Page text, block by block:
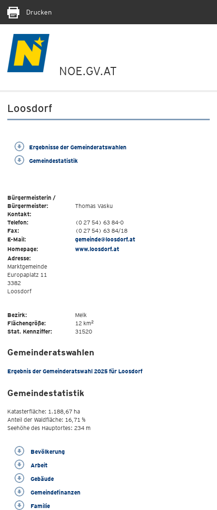
Drucken
NOE.GV.AT
Loosdorf
Ergebnisse der Gemeinderatswahlen
Gemeindestatistik
Bürgermeisterin /
Bürgermeister:
Thomas Vasku
Kontakt:
Telefon:
(0 27 54) 63 84-0
Fax:
(0 27 54) 63 84/18
E-Mail:
gemeinde@loosdorf.at
Homepage:
www.loosdorf.at
Adresse:
Marktgemeinde
Europaplatz 11
3382
Loosdorf
Bezirk:
Melk
Flächengröße:
12 km2
Stat. Kennziffer: 31520
Gemeinderatswahlen
Ergebnis der Gemeinderatswahl 2025 für Loosdorf
Gemeindestatistik
Katasterfläche: 1.188,67 ha
Anteil der Waldfläche: 16,71 %
Seehöhe des Hauptortes: 234 m
Bevölkerung
Arbeit
Gebäude
Gemeindefinanzen
Familie